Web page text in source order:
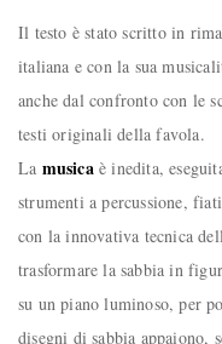
Il testo è stato scritto in
italiana e con la sua
anche dal confronto con le
testi originali della favola.
La musicaè inedita,
strumenti a percussione,
con la innovativa tecnica
trasformare la sabbia in
su un piano luminoso, per
disegni di sabbia appaiono,